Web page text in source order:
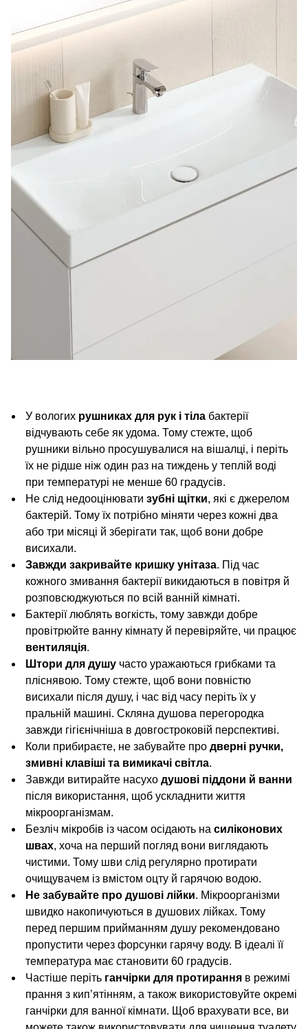
У вологих рушниках для рук і тіла бактерії
відчувають себе як удома. Тому стежте, щоб
рушники вільно просушувалися на вішалці, і періть
їх не рідше ніж один раз на тиждень у теплій воді
при температурі не менше 60 градусів.
Не слід недооцінювати зубні щітки, які є джерелом
бактерій. Тому їх потрібно міняти через кожні два
або три місяці й зберігати так, щоб вони добре
висихали.
Завжди закривайте кришку унітаза. Під час
кожного змивання бактерії викидаються в повітря й
розповсюджуються по всій ванній кімнаті.
Бактерії люблять вогкість, тому завжди добре
провітрюйте ванну кімнату й перевіряйте, чи працює
вентиляція.
Штори для душу часто уражаються грибками та
пліснявою. Тому стежте, щоб вони повністю
висихали після душу, і час від часу періть їх у
пральній машині. Скляна душова перегородка
завжди гігієнічніша в довгостроковій перспективі.
Коли прибираєте, не забувайте про дверні ручки,
змивні клавіші та вимикачі світла.
Завжди витирайте насухо душові піддони й ванни
після використання, щоб ускладнити життя
мікроорганізмам.
Безліч мікробів із часом осідають на силіконових
швах, хоча на перший погляд вони виглядають
чистими. Тому шви слід регулярно протирати
очищувачем із вмістом оцту й гарячою водою.
Не забувайте про душові лійки. Мікроорганізми
швидко накопичуються в душових лійках. Тому
перед першим прийманням душу рекомендовано
пропустити через форсунки гарячу воду. В ідеалі її
температура має становити 60 градусів.
Частіше періть ганчірки для протирання в режимі
прання з кип’ятінням, а також використовуйте окремі
ганчірки для ванної кімнати. Щоб врахувати все, ви